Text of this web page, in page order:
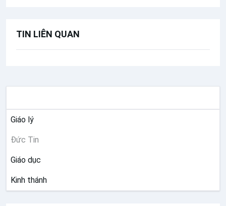
TIN LIÊN QUAN
Giáo lý
Đức Tin
Giáo dục
Kinh thánh